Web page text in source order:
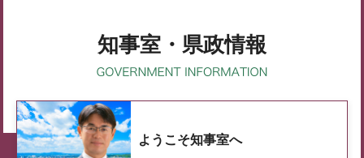
知事室・県政情報
ようこそ知事室へ